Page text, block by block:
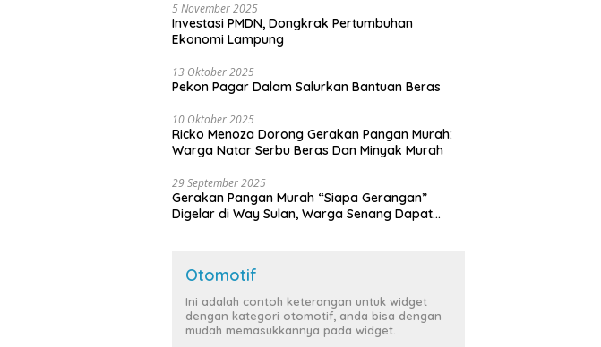
5 November 2025
Investasi PMDN, Dongkrak Pertumbuhan
Ekonomi Lampung
13 Oktober 2025
Pekon Pagar Dalam Salurkan Bantuan Beras
10 Oktober 2025
Ricko Menoza Dorong Gerakan Pangan Murah:
Warga Natar Serbu Beras Dan Minyak Murah
29 September 2025
Gerakan Pangan Murah “Siapa Gerangan”
Digelar di Way Sulan, Warga Senang Dapat
Otomotif
Ini adalah contoh keterangan untuk widget
dengan kategori otomotif, anda bisa dengan
mudah memasukkannya pada widget.